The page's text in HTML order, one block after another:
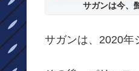
サガンは今、
サガンは、2020年